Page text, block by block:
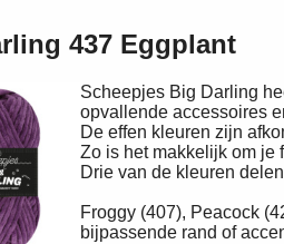
437 Eggplant
Scheepjes Big Darling
opvallende accessoires
De effen kleuren zijn
Zo is het makkelijk om je
Drie van de kleuren
Froggy (407), Peacock
bijpassende rand of